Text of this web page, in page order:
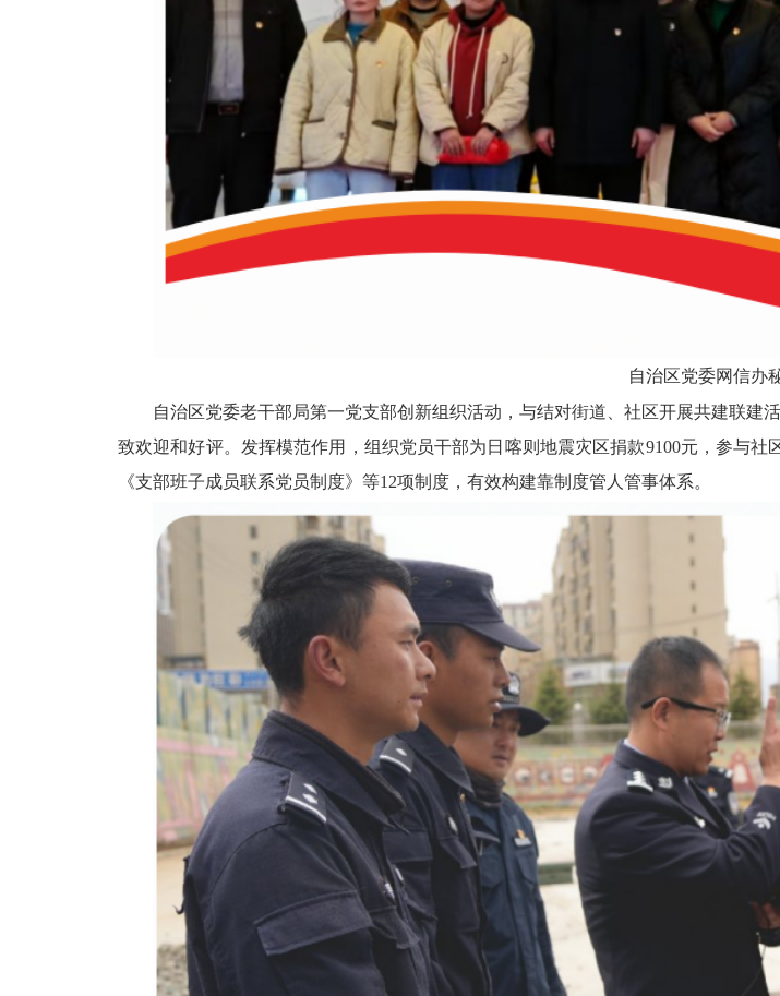
自治区党委网信办
自治区党委老干部局第一党支部创新组织活动，与结对街道、社区开展共建联建
致欢迎和好评。发挥模范作用，组织党员干部为日喀则地震灾区捐款9100元，参与社
《支部班子成员联系党员制度》等12项制度，有效构建靠制度管人 管事体系。